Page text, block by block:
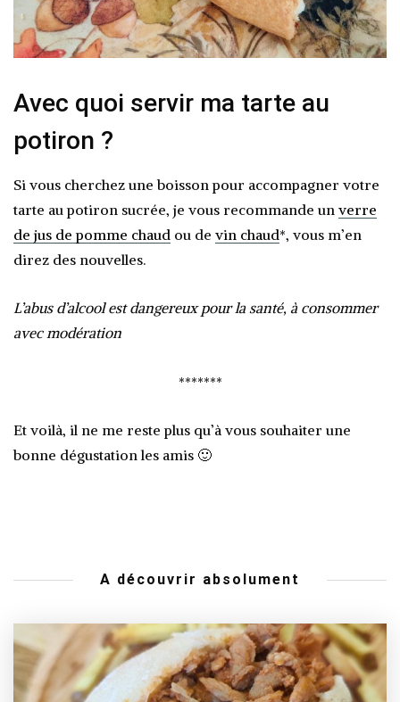
Avec quoi servir ma tarte au
potiron ?
Si vous cherchez une boisson pour accompagner votre
tarte au potiron sucrée, je vous recommande un verre
dejus de pomme chaud ou de vin chaud*, vous m’en
direz des nouvelles.
L’abus d’alcool est dangereux pour la santé, à consommer
avec modération
*******
Et voilà, il ne me reste plus qu’à vous souhaiter une
bonne dégustation les amis 🙂
A découvrir absolument